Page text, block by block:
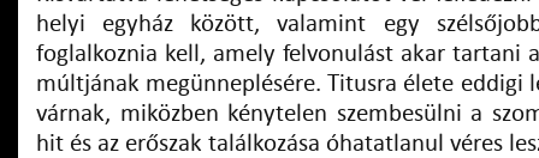
helyi egyház között, valamint egy
foglalkoznia kell, amely felvonulást akar tartani
múltjának megünneplésére. Titusra élete eddigi
várnak, miközben kénytelen szembesülni a
hit és az erőszak találkozása óhatatlanul véres